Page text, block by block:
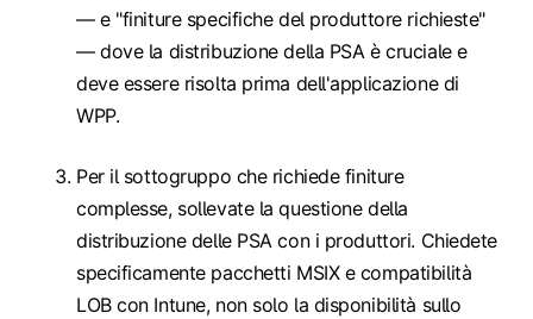
— e "finiture specifiche del produttore richieste"
— dove la distribuzione della PSA è cruciale e
deve essere risolta prima dell'applicazione di
WPP.
Per il sottogruppo che richiede finiture
complesse, sollevate la questione della
distribuzione delle PSA con i produttori. Chiedete
specificamente pacchetti MSIX e compatibilità
LOB con Intune, non solo la disponibilità sullo